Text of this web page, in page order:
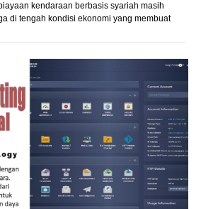
kendaraan berbasis syariah masih
di tengah kondisi ekonomi yang membuat